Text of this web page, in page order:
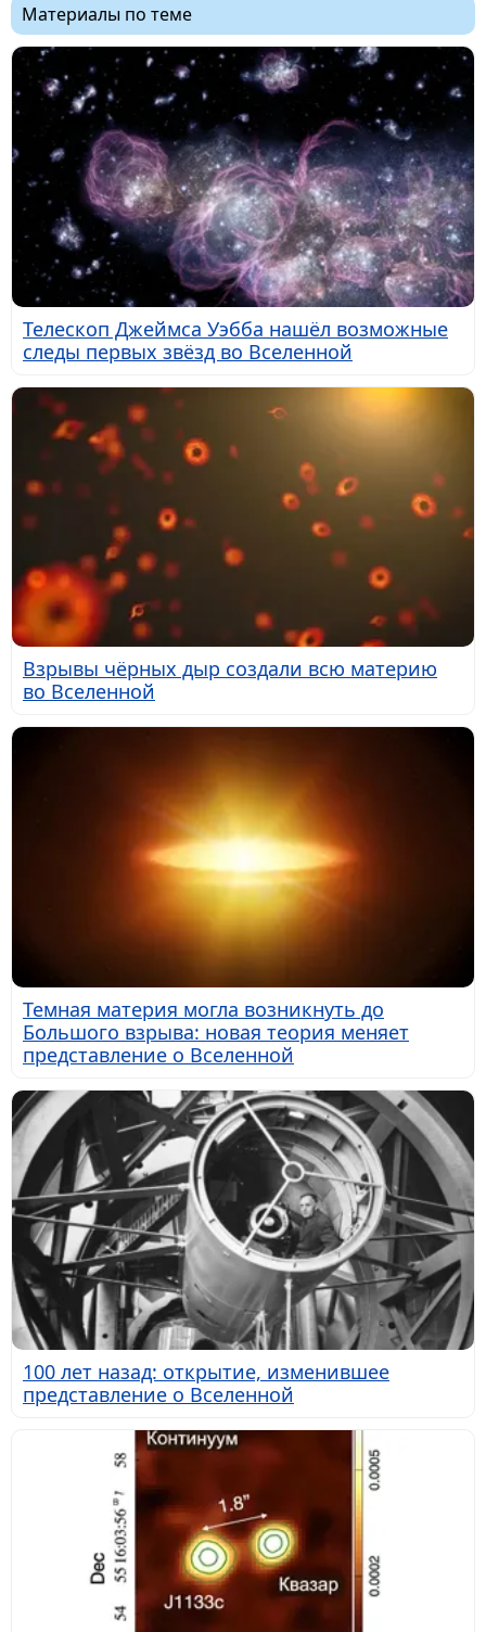
Материалы по теме
Телескоп Джеймса Уэбба нашёл возможные
следы первых звёзд во Вселенной
Взрывы чёрных дыр создали всю материю
во Вселенной
Темная материя могла возникнуть до
Большого взрыва: новая теория меняет
представление о Вселенной
100 лет назад: открытие, изменившее
представление о Вселенной